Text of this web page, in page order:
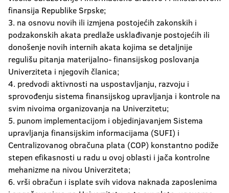
invaliditetom
Studentski kulturni centar
finansija Republike Srpske;
3. na osnovu novih ili izmjena postojećih zakonskih i
podzakonskih akata predlaže usklađivanje postojećih ili
donošenje novih internih akata kojima se detaljnije
regulišu pitanja materijalno- finansijskog poslovanja
Univerziteta i njegovih članica;
4. predvodi aktivnosti na uspostavljanju, razvoju i
sprovođenju sistema finansijskog upravljanja i kontrole na
svim nivoima organizovanja na Univerzitetu;
5. punom implementacijom i objedinjavanjem Sistema
upravljanja finansijskim informacijama (SUFI) i
Centralizovanog obračuna plata (COP) konstantno podiže
stepen efikasnosti u radu u ovoj oblasti i jača kontrolne
mehanizme na nivou Univerziteta;
6. vrši obračun i isplate svih vidova naknada zaposlenima